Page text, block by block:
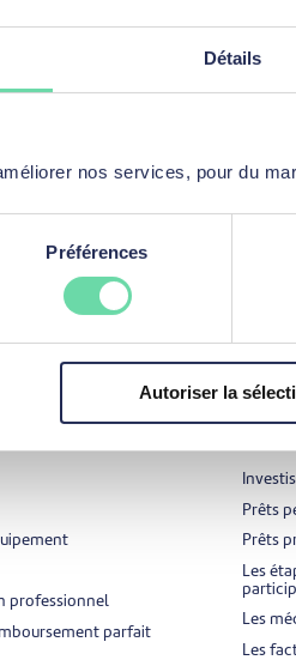
Détails
nos services, pour du
Préférences
Autoriser la
Besoin d'aide
Vous avez une question et ne
vous à mozzenoHelp afin
professionnel
parfait
Prêts
Prêts
Les
Les
Les